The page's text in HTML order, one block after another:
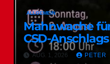
ALLGEMEIN
Mahnwache
CSD-Anschlags
AUG. 1, 2026 PETER